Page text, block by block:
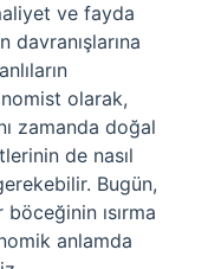
ve fayda
davranışlarına
olarak,
zamanda doğal
de nasıl
Bugün,
ısırma
anlamda